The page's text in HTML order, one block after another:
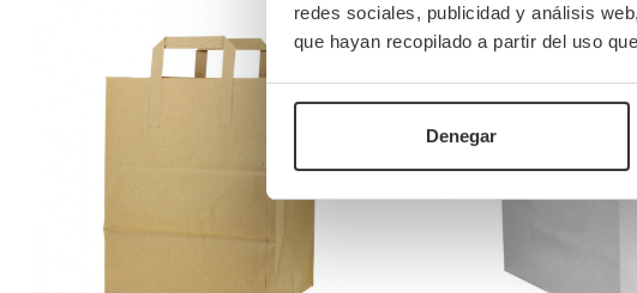
redes sociales, publicidad y análisis
que hayan recopilado a partir del uso
Denegar